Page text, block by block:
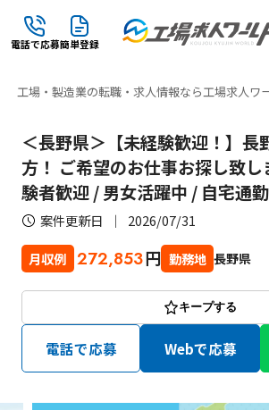
電話で応募簡単登録
工場・製造業の転職・求人情報なら工場求人ワ
＜長野県＞【未経験歓迎！】長
方！ ご希望のお仕事お探し致
験者歓迎 / 男女活躍中 / 自宅通
案件更新日 2026/07/31
月収例 272,853円 勤務地 長野県
キープする
電話で応募 Webで応募